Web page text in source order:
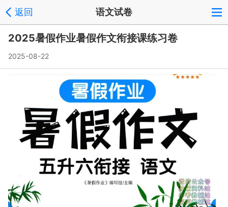
返回 语文试卷
2025暑假作业暑假作文衔接课练习卷
2025-08-22